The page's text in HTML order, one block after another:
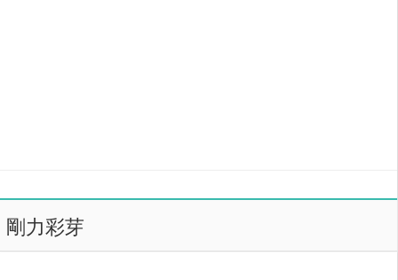
剛力彩芽